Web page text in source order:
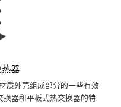
器
质外壳组成部分的一些有效
换器和平板式热交换器的特